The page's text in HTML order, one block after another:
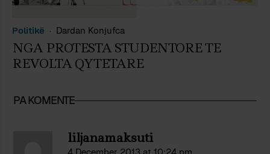
Politikë Dardan Konjufca
NGA PROTESTA STUDENTORE TE
REVOLTA QYTETARE
PA KOMENTE
liljanamaksuti